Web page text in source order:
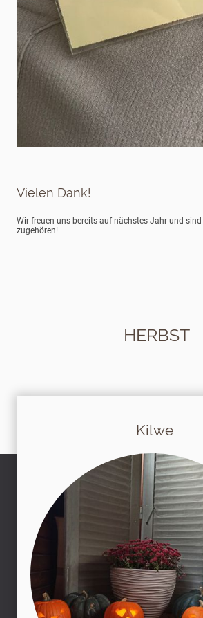
Vielen Dank!
Wir freuen uns bereits auf nächstes Jahr und
zugehören!
HERBST
Kilwe